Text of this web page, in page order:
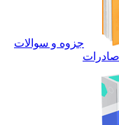
جزوه و سوالات